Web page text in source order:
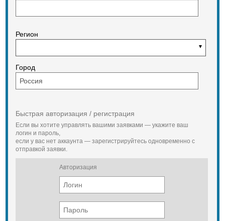
Регион
Город
Быстрая авторизация / регистрация
Если вы хотите управлять вашими заявками — укажите ваш
логин и пароль,
если у вас нет аккаунта — зарегистрируйтесь одновременно с
отправкой заявки.
Авторизация